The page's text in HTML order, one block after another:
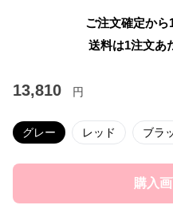
ご注文確定から
送料は1注文あ
13,810 円
グレー レッド ブラ
購入